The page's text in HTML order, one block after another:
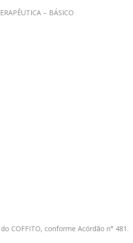
– BÁSICO
COFFITO, conforme Acórdão n° 481.